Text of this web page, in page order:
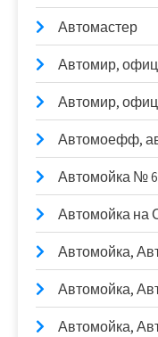
Автомастер
Автомир,
Автомир,
Автомоефф,
Автомойка №
Автомойка на
Автомойка,
Автомойка,
Автомойка,